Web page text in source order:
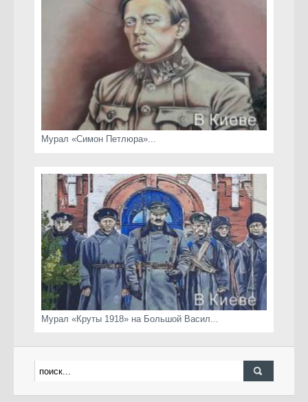
Мурал «Симон Петлюра»...
Мурал «Круты 1918» на Большой Васил...